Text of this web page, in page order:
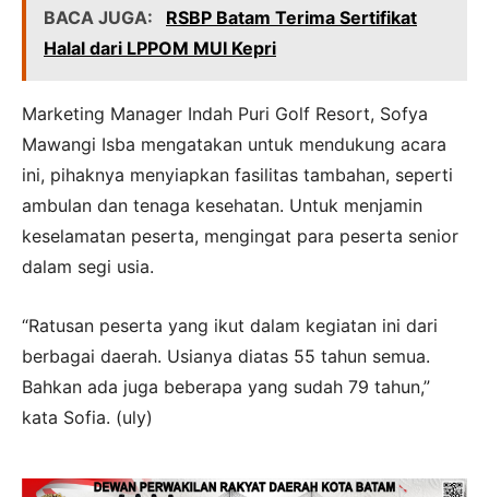
BACA JUGA:
RSBP Batam Terima Sertifikat
Halal dari LPPOM MUI Kepri
Marketing Manager Indah Puri Golf Resort, Sofya
Mawangi Isba mengatakan untuk mendukung acara
ini, pihaknya menyiapkan fasilitas tambahan, seperti
ambulan dan tenaga kesehatan. Untuk menjamin
keselamatan peserta, mengingat para peserta senior
dalam segi usia.
“Ratusan peserta yang ikut dalam kegiatan ini dari
berbagai daerah. Usianya diatas 55 tahun semua.
Bahkan ada juga beberapa yang sudah 79 tahun,”
kata Sofia. (uly)